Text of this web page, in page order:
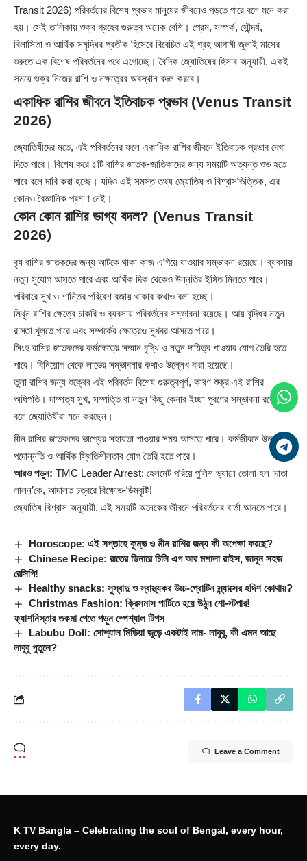
Transit 2026) পরিবর্তনের বিশেষ প্রভাব মানুষের জীবনেও পড়তে পারে বলে মনে করা
হয়। সেই তালিকায় শুক্র গ্রহের গুরুত্ব অনেক বেশি। প্রেম, সম্পর্ক, সৌন্দর্য,
বিলাসিতা ও আর্থিক সমৃদ্ধির প্রতীক হিসেবে বিবেচিত এই গ্রহ আগামী জুলাই মাসের
শুরুতে এক বিশেষ পরিবর্তনের পথে এগোচ্ছে। বৈদিক জ্যোতিষের হিসাব অনুযায়ী, একই
সময়ে শুক্র নিজের রাশি ও নক্ষত্রের অবস্থান বদল করবে।
একাধিক রাশির জীবনে ইতিবাচক প্রভাব (Venus Transit
2026)
জ্যোতিষীদের মতে, এই পরিবর্তনের ফলে একাধিক রাশির জীবনে ইতিবাচক প্রভাব দেখা
দিতে পারে। বিশেষ করে ৫টি রাশির জাতক-জাতিকাদের জন্য সময়টি অত্যন্ত শুভ হতে
পারে বলে দাবি করা হচ্ছে। যদিও এই সমস্ত তথ্য জ্যোতিষ ও বিশ্বাসভিত্তিক, এর
কোনও বৈজ্ঞানিক প্রমাণ নেই।
কোন কোন রাশির ভাগ্য বদল? (Venus Transit
2026)
বৃষ রাশির জাতকদের জন্য আটকে থাকা কাজ এগিয়ে যাওয়ার সম্ভাবনা রয়েছে। ব্যবসায়
নতুন সুযোগ আসতে পারে এবং আর্থিক দিক থেকেও উন্নতির ইঙ্গিত মিলতে পারে।
পরিবারে সুখ ও শান্তির পরিবেশ বজায় থাকার কথাও বলা হচ্ছে।
মিথুন রাশির ক্ষেত্রে চাকরি ও ব্যবসায় পরিবর্তনের সম্ভাবনা রয়েছে। আয় বৃদ্ধির নতুন
রাস্তা খুলতে পারে এবং সম্পর্কের ক্ষেত্রেও সুখবর আসতে পারে।
সিংহ রাশির জাতকদের কর্মক্ষেত্রে সম্মান বৃদ্ধি ও নতুন দায়িত্ব পাওয়ার যোগ তৈরি হতে
পারে। বিনিয়োগ থেকে লাভের সম্ভাবনার কথাও উল্লেখ করা হয়েছে।
তুলা রাশির জন্য শুক্রের এই পরিবর্তন বিশেষ গুরুত্বপূর্ণ, কারণ শুক্র এই রাশির
অধিপতি। দাম্পত্য সুখ, সম্পত্তি বা নতুন কিছু কেনার ইচ্ছা পূরণের সম্ভাবনা রয়েছে
বলে জ্যোতিষীরা মনে করছেন।
মীন রাশির জাতকদের ভাগ্যের সহায়তা পাওয়ার সময় আসতে পারে। কর্মজীবনে উন্নতি,
পদোন্নতি ও আর্থিক স্থিতিশীলতার যোগ তৈরি হতে পারে।
আরও পড়ুন: TMC Leader Arrest: হেলমেট পরিয়ে পুলিশ ভ্যানে তোলা হল ‘দাতা
লালন’কে, আদালত চত্বরে বিক্ষোভ-ডিমবৃষ্টি!
জ্যোতিষ বিশ্বাস অনুযায়ী, এই সময়টি অনেকের জীবনে পরিবর্তনের বার্তা আনতে পারে।
Horoscope: এই সপ্তাহে কুম্ভ ও মীন রাশির জন্য কী অপেক্ষা করছে?
Chinese Recipe: রাতের ডিনারে চিলি এগ আর মশালা রাইস, জানুন সহজ
রেসিপি!
Healthy snacks: সুস্বাদু ও স্বাস্থ্যকর উচ্চ-প্রোটিন স্ন্যাক্সের হদিশ কোথায়?
Christmas Fashion: ক্রিসমাস পার্টিতে হয়ে উঠুন শো-স্টপার!
ফ্যাশনিস্তার তকমা পেতে পড়ুন স্পেশ্যাল টিপস
Labubu Doll: সোশ্যাল মিডিয়া জুড়ে একটাই নাম- লাবুবু, কী এমন আছে
লাবুবু পুতুলে?
Leave a Comment
K TV Bangla – Celebrating the soul of Bengal, every hour,
every day.